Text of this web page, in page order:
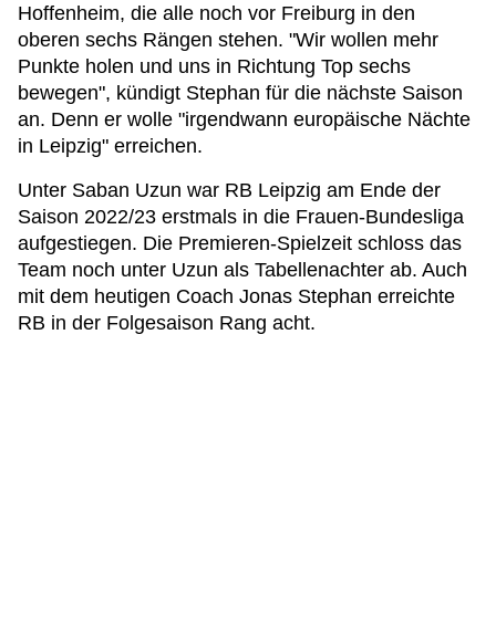
Hoffenheim, die alle noch vor Freiburg in den
oberen sechs Rängen stehen. "Wir wollen mehr
Punkte holen und uns in Richtung Top sechs
bewegen", kündigt Stephan für die nächste Saison
an. Denn er wolle "irgendwann europäische Nächte
in Leipzig" erreichen.
Unter Saban Uzun war RB Leipzig am Ende der
Saison 2022/23 erstmals in die Frauen-Bundesliga
aufgestiegen. Die Premieren-Spielzeit schloss das
Team noch unter Uzun als Tabellenachter ab. Auch
mit dem heutigen Coach Jonas Stephan erreichte
RB in der Folgesaison Rang acht.